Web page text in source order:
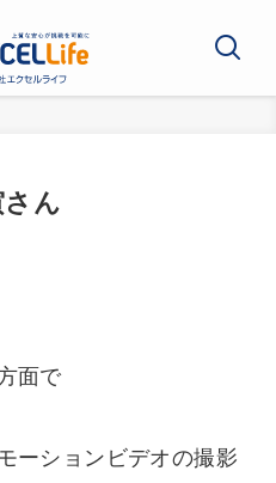
ん
面で
ーションビデオの撮影